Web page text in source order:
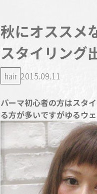
秋にオススメ
スタイリング
hair 2015.09.11
パーマ初心者の方はスタ
る方が多いですがゆるウ